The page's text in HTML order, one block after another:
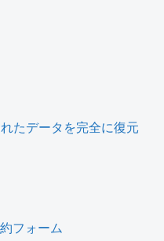
たデータを完全に復元
フォーム